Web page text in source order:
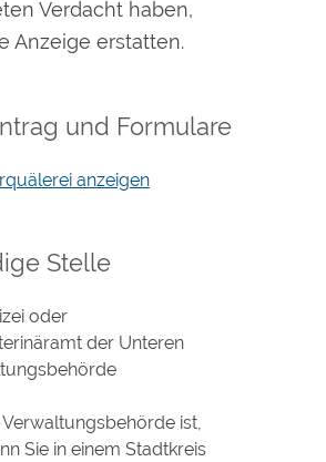
Verdacht haben,
Anzeige erstatten.
und Formulare
anzeigen
Stelle
oder
der Unteren
ist,
Sie in einem Stadtkreis